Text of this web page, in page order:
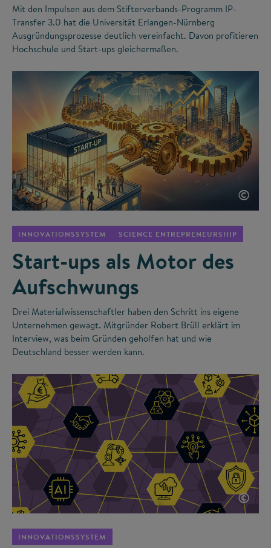
Mit den Impulsen aus dem Stifterverbands-Programm IP-
Transfer 3.0 hat die Universität Erlangen-Nürnberg
Ausgründungsprozesse deutlich vereinfacht. Davon profitieren
Hochschule und Start-ups gleichermaßen.
©
INNOVATIONSSYSTEM SCIENCE ENTREPRENEURSHIP
Start-ups als Motor des
Aufschwungs
Drei Materialwissenschaftler haben den Schritt ins eigene
Unternehmen gewagt. Mitgründer Robert Brüll erklärt im
Interview, was beim Gründen geholfen hat und wie
Deutschland besser werden kann.
©
INNOVATIONSSYSTEM